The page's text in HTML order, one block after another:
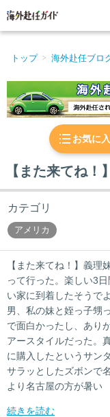
トップ 海外赴任ブロ
お気に
【また来てね！】
カテゴリ
アメリカ
【また来てね！】義理
って行った。楽しい3
い家に到着したそうで
男、私の妹と姪っ子甥
で面白かったし、あり
アースタイルだった。
に購入したというサン
サラッとしたズボンで
より名古屋の方が暑い
続きを読む